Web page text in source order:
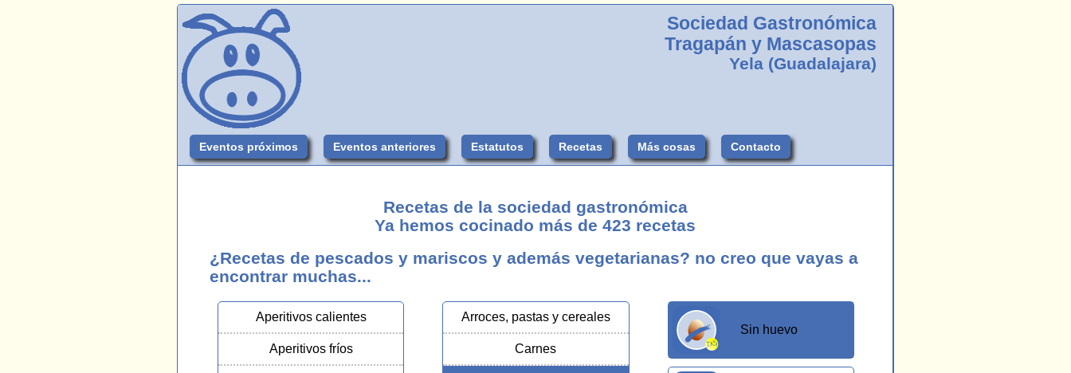
Sociedad Gastronómica
Tragapán y Mascasopas
Yela (Guadalajara)
Eventos próximos Eventos anteriores Estatutos Recetas Más cosas Contacto
Recetas de la sociedad gastronómica
Ya hemos cocinado más de 423 recetas
¿Recetas de pescados y mariscos y además vegetarianas? no creo que vayas a
encontrar muchas...
Aperitivos calientes
Aperitivos fríos
Arroces, pastas y cereales
Carnes
Sin huevo